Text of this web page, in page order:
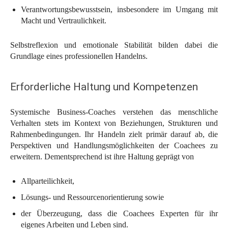
Verantwortungsbewusstsein, insbesondere im Umgang mit
Macht und Vertraulichkeit.
Selbstreflexion und emotionale Stabilität bilden dabei die
Grundlage eines professionellen Handelns.
Erforderliche Haltung und Kompetenzen
Systemische Business-Coaches verstehen das menschliche
Verhalten stets im Kontext von Beziehungen, Strukturen und
Rahmenbedingungen. Ihr Handeln zielt primär darauf ab, die
Perspektiven und Handlungsmöglichkeiten der Coachees zu
erweitern. Dementsprechend ist ihre Haltung geprägt von
Allparteilichkeit,
Lösungs- und Ressourcenorientierung sowie
der Überzeugung, dass die Coachees Experten für ihr
eigenes Arbeiten und Leben sind.